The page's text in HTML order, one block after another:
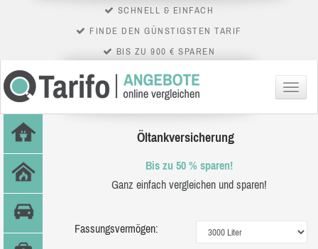
SCHNELL & EINFACH
FINDE DEN GÜNSTIGSTEN TARIF
BIS ZU 900 € SPAREN
Menü
Öltankversicherung
Bis zu 50 % sparen!
Ganz einfach vergleichen und sparen!
Fassungsvermögen: